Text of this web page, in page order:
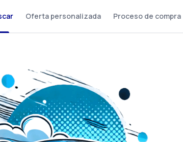
Oferta personalizada Proceso de compra